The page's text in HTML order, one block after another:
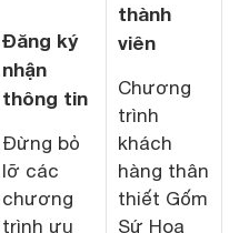
Đăng ký
nhận
thông tin
Đừng bỏ
lỡ các
chương
trình ưu
thành
viên
Chương
trình
khách
hàng thân
thiết Gốm
Sứ Hoa